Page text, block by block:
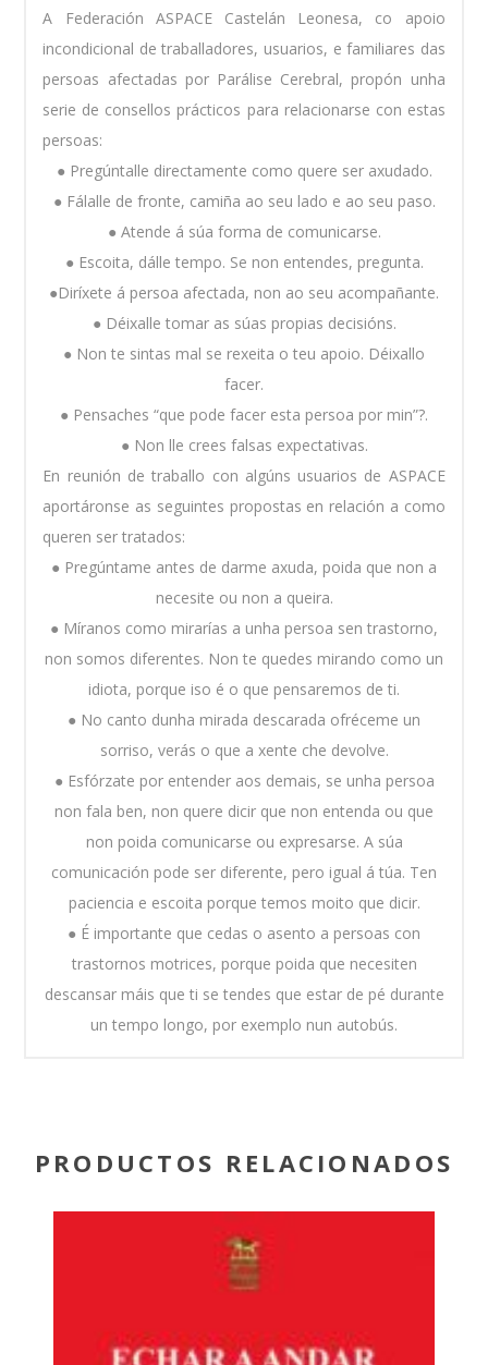
A Federación ASPACE Castelán Leonesa, co apoio
incondicional de traballadores, usuarios, e familiares das
persoas afectadas por Parálise Cerebral, propón unha
serie de consellos prácticos para relacionarse con estas
persoas:
● Pregúntalle directamente como quere ser axudado.
● Fálalle de fronte, camiña ao seu lado e ao seu paso.
● Atende á súa forma de comunicarse.
● Escoita, dálle tempo. Se non entendes, pregunta.
●Diríxete á persoa afectada, non ao seu acompañante.
● Déixalle tomar as súas propias decisións.
● Non te sintas mal se rexeita o teu apoio. Déixallo
facer.
● Pensaches “que pode facer esta persoa por min”?.
● Non lle crees falsas expectativas.
En reunión de traballo con algúns usuarios de ASPACE
aportáronse as seguintes propostas en relación a como
queren ser tratados:
● Pregúntame antes de darme axuda, poida que non a
necesite ou non a queira.
● Míranos como mirarías a unha persoa sen trastorno,
non somos diferentes. Non te quedes mirando como un
idiota, porque iso é o que pensaremos de ti.
● No canto dunha mirada descarada ofréceme un
sorriso, verás o que a xente che devolve.
● Esfórzate por entender aos demais, se unha persoa
non fala ben, non quere dicir que non entenda ou que
non poida comunicarse ou expresarse. A súa
comunicación pode ser diferente, pero igual á túa. Ten
paciencia e escoita porque temos moito que dicir.
● É importante que cedas o asento a persoas con
trastornos motrices, porque poida que necesiten
descansar máis que ti se tendes que estar de pé durante
un tempo longo, por exemplo nun autobús.
PRODUCTOS RELACIONADOS